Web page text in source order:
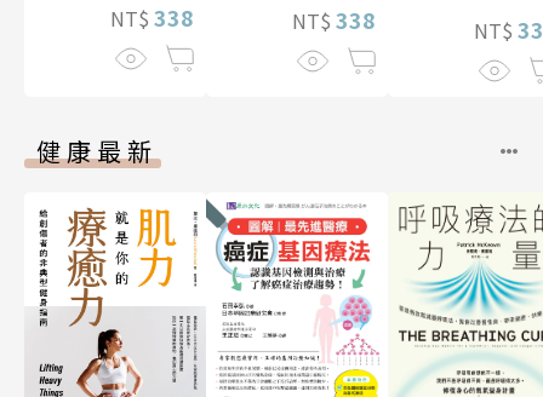
NT$ 338 NT$ 338 NT$
健康最新